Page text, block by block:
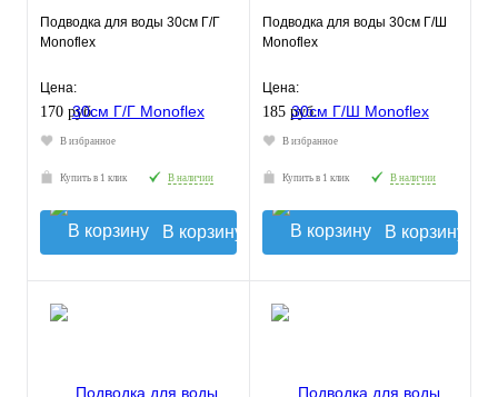
Подводка для воды 30см Г/Г
Monoflex
Цена:
170 руб.
В избранное
Купить в 1 клик В наличии
В корзину
Подводка для воды 30см Г/Ш
Monoflex
Цена:
185 руб.
В избранное
Купить в 1 клик В наличии
В корзину